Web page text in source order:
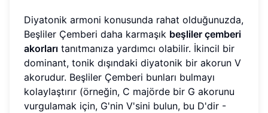
Diyatonik armoni konusunda rahat olduğunuzda,
Beşliler Çemberi daha karmaşık beşliler çemberi
akorları tanıtmanıza yardımcı olabilir. İkincil bir
dominant, tonik dışındaki diyatonik bir akorun V
akorudur. Beşliler Çemberi bunları bulmayı
kolaylaştırır (örneğin, C majörde bir G akorunu
vurgulamak için, G'nin V'sini bulun, bu D'dir -